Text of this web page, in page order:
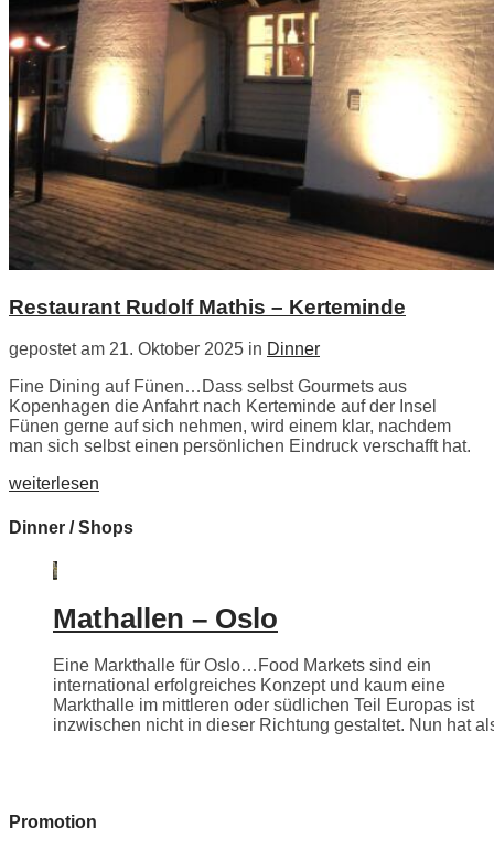
Restaurant Rudolf Mathis – Kerteminde
gepostet am 21. Oktober 2025 in Dinner
Fine Dining auf Fünen…Dass selbst Gourmets aus
Kopenhagen die Anfahrt nach Kerteminde auf der Insel
Fünen gerne auf sich nehmen, wird einem klar, nachdem
man sich selbst einen persönlichen Eindruck verschafft hat.
weiterlesen
Dinner / Shops
Mathallen – Oslo
Eine Markthalle für Oslo…Food Markets sind ein
international erfolgreiches Konzept und kaum eine
Markthalle im mittleren oder südlichen Teil Europas ist
inzwischen nicht in dieser Richtung gestaltet. Nun hat
Promotion